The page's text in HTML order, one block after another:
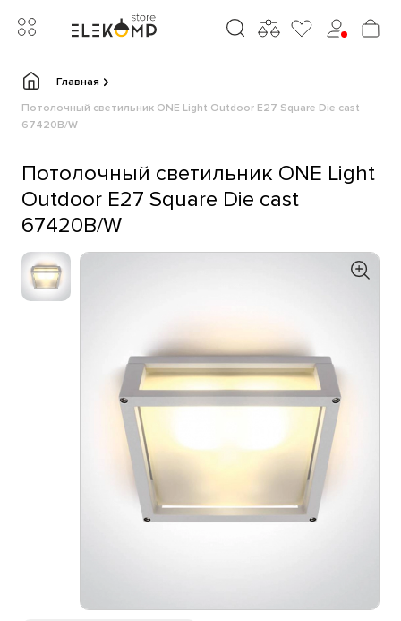
Главная
Потолочный светильник ONE Light Outdoor E27 Square Die cast
67420B/W
Потолочный светильник ONE Light
Outdoor E27 Square Die cast
67420B/W